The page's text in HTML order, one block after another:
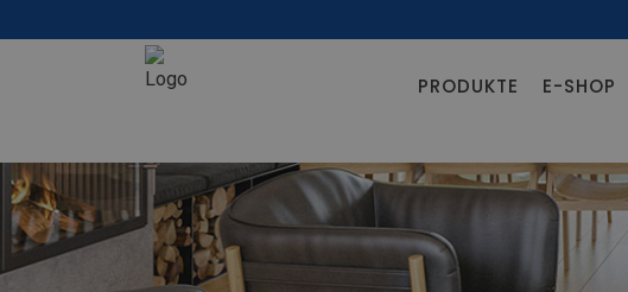
PRODUKTE E-SHOP